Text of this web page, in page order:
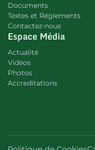
Documents
Textes et Réglements
Contactez-nous
Espace Média
Actualité
Vidéos
Photos
Accreditations